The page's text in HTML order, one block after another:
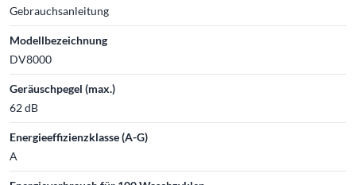
Gebrauchsanleitung
Modellbezeichnung
DV8000
Geräuschpegel (max.)
62 dB
Energieeffizienzklasse (A-G)
A